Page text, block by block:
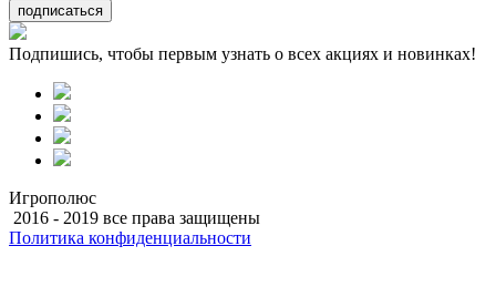
подписаться
Подпишись, чтобы первым узнать о всех акциях и новинках!
Игрополюс
2016 - 2019 все права защищены
Политика конфиденциальности